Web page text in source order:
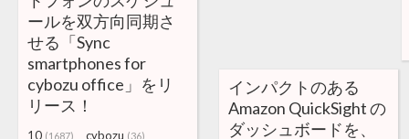
ールを双方向同期さ
せる「Sync
smartphones for
cybozu office」をリ
リース！
10 (1687) cybozu (36)
インパクトのある
Amazon QuickSight の
ダッシュボードを、